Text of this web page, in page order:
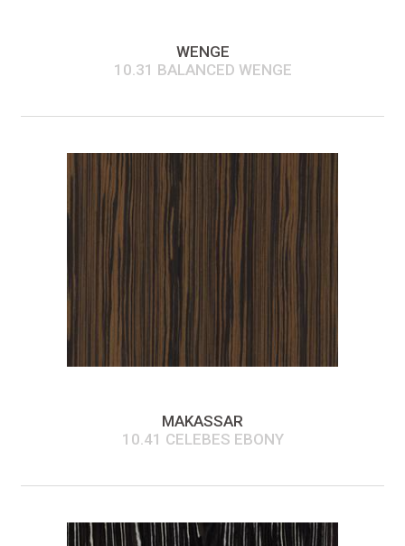
WENGE
10.31 BALANCED WENGE
MAKASSAR
10.41 CELEBES EBONY